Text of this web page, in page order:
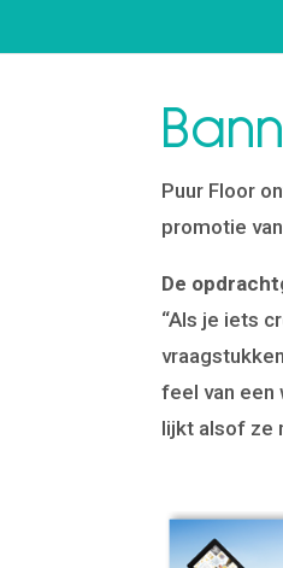
Puur Floor
promotie
De
“Als je iets
feel van een
lijkt alsof ze